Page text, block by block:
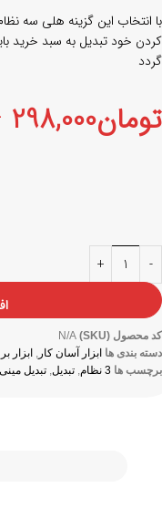
با انتخاب این گزینه هلی سه
کردن خود تبدیل به سبد خرید
گردد
تومان298,000
کد محصول (SKU)
N/A
دسته بندی ها ابزار آسان کار , ابزار
برچسب ها 3 نظام , تبدیل, تبدیل